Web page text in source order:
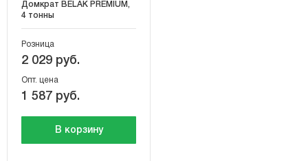
Домкрат BELAK PREMIUM,
4 тонны
Розница
2 029 руб.
Опт. цена
1 587 руб.
В корзину